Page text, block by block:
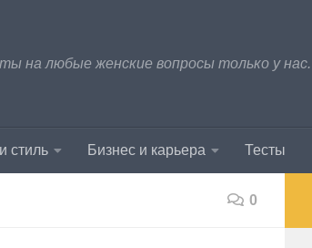
на любые женские вопросы только у нас.
стиль Бизнес и карьера Тесты
0